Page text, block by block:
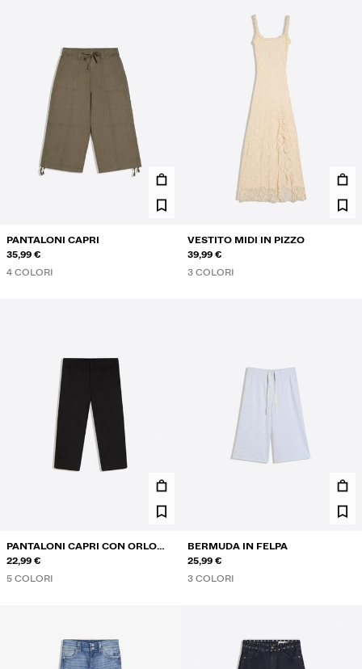
PANTALONI CAPRI
35,99 €
4 COLORI
VESTITO MIDI IN PIZZO
39,99 €
3 COLORI
PANTALONI CAPRI CON ORLO
SPACCO
22,99 €
5 COLORI
BERMUDA IN FELPA
25,99 €
3 COLORI